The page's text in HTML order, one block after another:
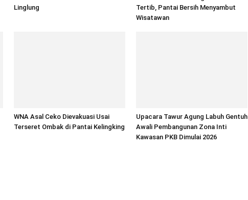
Linglung
Tertib, Pantai Bersih Menyambut
Wisatawan
WNA Asal Ceko Dievakuasi Usai
Terseret Ombak di Pantai Kelingking
Upacara Tawur Agung Labuh Gentuh
Awali Pembangunan Zona Inti
Kawasan PKB Dimulai 2026